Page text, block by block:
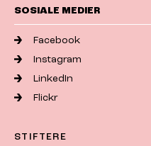
SOSIALE MEDIER
Facebook
Instagram
LinkedIn
Flickr
STIFTERE